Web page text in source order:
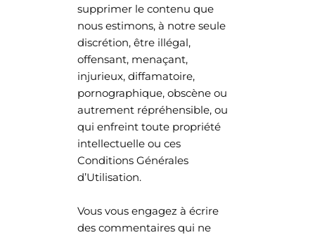
supprimer le contenu que
nous estimons, à notre seule
discrétion, être illégal,
offensant, menaçant,
injurieux, diffamatoire,
pornographique, obscène ou
autrement répréhensible, ou
qui enfreint toute propriété
intellectuelle ou ces
Conditions Générales
d’Utilisation.
Vous vous engagez à écrire
des commentaires qui ne